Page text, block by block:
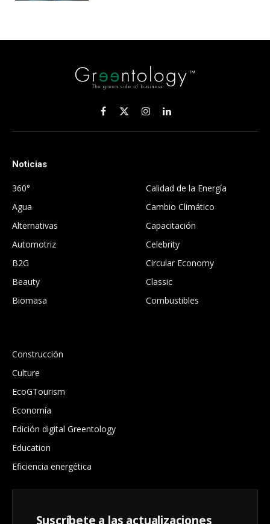
Facebook
X
(Twitter)
InstagramLinkedIn
Noticias
360°
Agua
Alternativas
Automotriz
B2G
Beauty
Biomasa
Calidad de la Energía
Cambio Climático
Capacitación
Celebrity
Circular Economy
Classic
Combustibles
Construcción
Culture
EcoGTourism
Economía
Edición digital Greentology
Education
Eficiencia energética
Suscríbete a las actualizaciones